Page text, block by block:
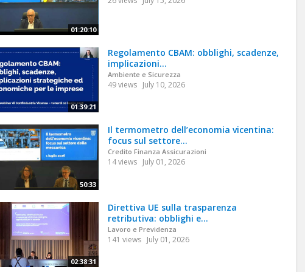
01:20:10
01:39:21
Regolamento CBAM: obblighi, scadenze,
implicazioni...
Ambiente e Sicurezza
49 views July 10, 2026
50:33
Il termometro dell’economia vicentina:
focus sul settore...
Credito Finanza Assicurazioni
14 views July 01, 2026
02:38:31
Direttiva UE sulla trasparenza
retributiva: obblighi e...
Lavoro e Previdenza
141 views July 01, 2026